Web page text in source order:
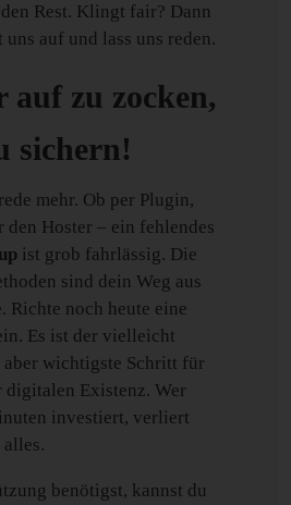
Rest. Klingt fair? Dann
uns auf und lass uns reden.
auf zu zocken,
sichern!
mehr. Ob per Plugin,
den Hoster – ein fehlendes
ist grob fahrlässig. Die
sind dein Weg aus
Richte noch heute eine
Es ist der vielleicht
aber wichtigste Schritt für
digitalen Existenz. Wer
investiert, verliert
benötigst, kannst du